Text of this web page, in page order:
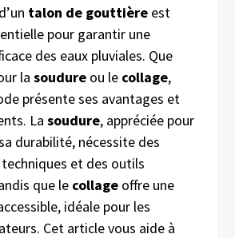
talon de gouttière est
pour garantir une
des eaux pluviales. Que
la soudure ou le collage,
présente ses avantages et
La soudure, appréciée pour
durabilité, nécessite des
et des outils
que le collage offre une
idéale pour les
Cet article vous aide à